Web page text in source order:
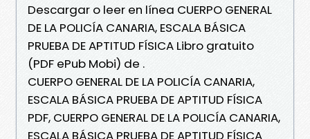
Descargar o leer en línea CUERPO GENERAL
DE LA POLICÍA CANARIA, ESCALA BÁSICA
PRUEBA DE APTITUD FÍSICA Libro gratuito
(PDF ePub Mobi) de .
CUERPO GENERAL DE LA POLICÍA CANARIA,
ESCALA BÁSICA PRUEBA DE APTITUD FÍSICA
PDF, CUERPO GENERAL DE LA POLICÍA CANARIA,
ESCALA BÁSICA PRUEBA DE APTITUD FÍSICA